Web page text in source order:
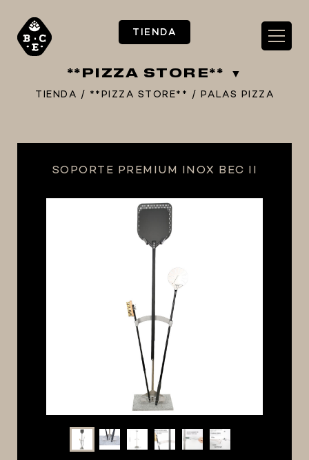
TIENDA
**PIZZA STORE**
TIENDA / **PIZZA STORE** / PALAS PIZZA
**PIZZA STORE**
TERMOMETROS PROFESIONALES
CARBONATACIÓN Y OXIGENACIÓN
MACERACIÓN Y FILTRADO
FERMENTACIÓN Y MADURADO
COCCIÓN Y MEDICIÓN
ENVASADO
GROWLERS
SOPORTE PREMIUM INOX BEC II